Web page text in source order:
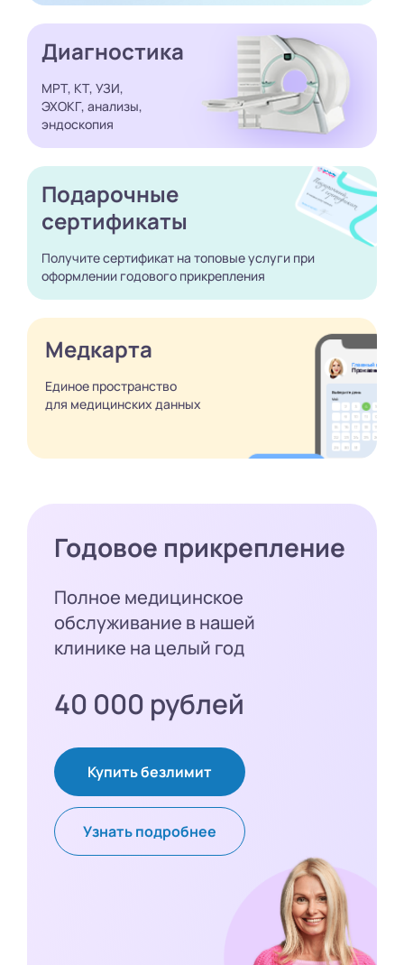
Диагностика
МРТ, КТ, УЗИ,
ЭХОКГ, анализы,
эндоскопия
Подарочные
сертификаты
Получите сертификат на топовые услуги при
оформлении годового прикрепления
Медкарта
Единое пространство
для медицинских данных
Годовое прикрепление
Полное медицинское
обслуживание в нашей
клинике на целый год
40 000 рублей
Купить безлимит
Узнать подробнее